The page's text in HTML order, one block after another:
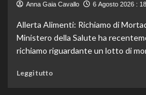
Anna Gaia Cavallo 6 Agosto 2026 :
Allerta Alimenti: Richiamo di
Ministero della Salute ha
richiamo riguardante un lotto di
Leggi tuttoLeggi